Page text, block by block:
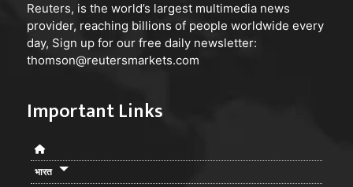
Reuters, is the world’s largest multimedia news
provider, reaching billions of people worldwide every
day, Sign up for our free daily newsletter:
thomson@reutersmarkets.com
Important Links
भारत